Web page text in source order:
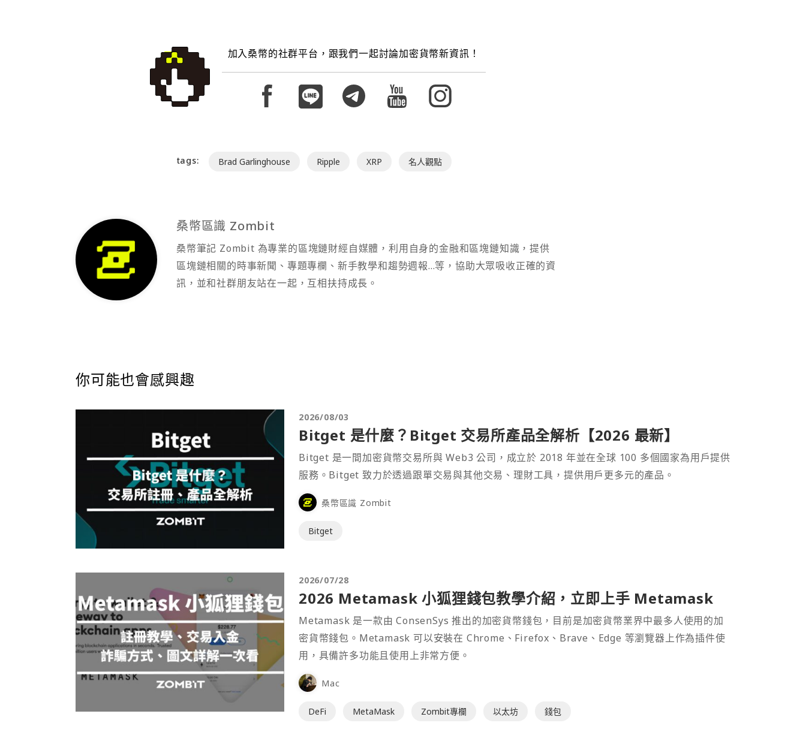
加入桑幣的社群平台，跟我們一起討論加密貨幣新資訊！
tags: Brad Garlinghouse Ripple XRP 名人觀點
桑幣區識 Zombit
桑幣筆記 Zombit 為專業的區塊鏈財經自媒體，利用自身的金融和區塊鏈知識，提供
區塊鏈相關的時事新聞、專題專欄、新手教學和趨勢週報...等，協助大眾吸收正確的資
訊，並和社群朋友站在一起，互相扶持成長。
你可能也會感興趣
2026/08/03
Bitget 是什麼？Bitget 交易所產品全解析【2026 最新】
Bitget 是一間加密貨幣交易所與 Web3 公司，成立於 2018 年並在全球 100 多個國家為用戶提供
服務。Bitget 致力於透過跟單交易與其他交易、理財工具，提供用戶更多元的產品。
桑幣區識 Zombit
Bitget
2026/07/28
2026 Metamask 小狐狸錢包教學介紹，立即上手 Metamask
Metamask 是一款由 ConsenSys 推出的加密貨幣錢包，目前是加密貨幣業界中最多人使用的加
密貨幣錢包。Metamask 可以安裝在 Chrome、Firefox、Brave、Edge 等瀏覽器上作為插件使
用，具備許多功能且使用上非常方便。
Mac
DeFi MetaMask Zombit專欄 以太坊 錢包